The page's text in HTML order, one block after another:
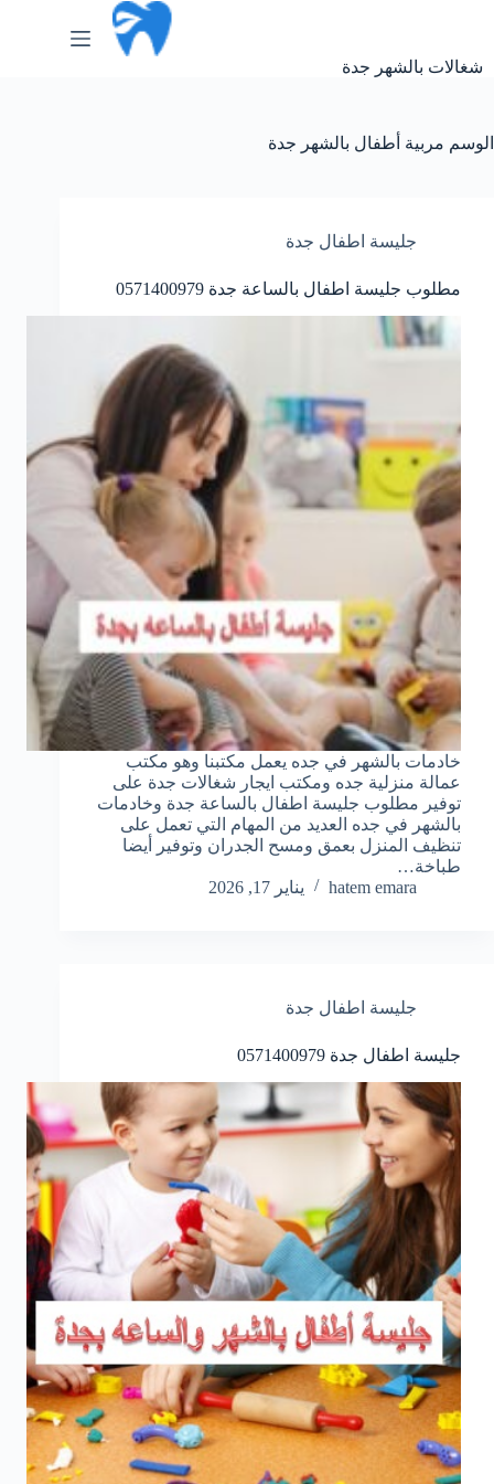
شغالات بالشهر جدة
الوسم مربية أطفال بالشهر جدة
جليسة اطفال جدة
مطلوب جليسة اطفال بالساعة جدة 0571400979
خادمات بالشهر في جده يعمل مكتبنا وهو مكتب
عمالة منزلية جده ومكتب ايجار شغالات جدة على
توفير مطلوب جليسة اطفال بالساعة جدة وخادمات
بالشهر في جده العديد من المهام التي تعمل على
تنظيف المنزل بعمق ومسح الجدران وتوفير أيضا
طباخة…
hatem emara
يناير 17, 2026
جليسة اطفال جدة
جليسة اطفال جدة 0571400979